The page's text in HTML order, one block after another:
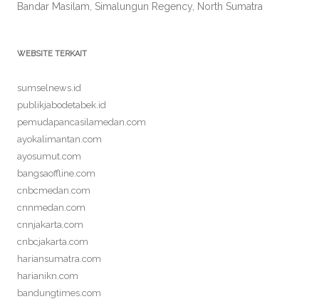
Bandar Masilam, Simalungun Regency, North Sumatra
WEBSITE TERKAIT
sumselnews.id
publikjabodetabek.id
pemudapancasilamedan.com
ayokalimantan.com
ayosumut.com
bangsaoffline.com
cnbcmedan.com
cnnmedan.com
cnnjakarta.com
cnbcjakarta.com
hariansumatra.com
harianikn.com
bandungtimes.com